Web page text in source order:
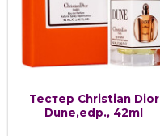
Тестер Christian Dior
Dune,edp., 42ml